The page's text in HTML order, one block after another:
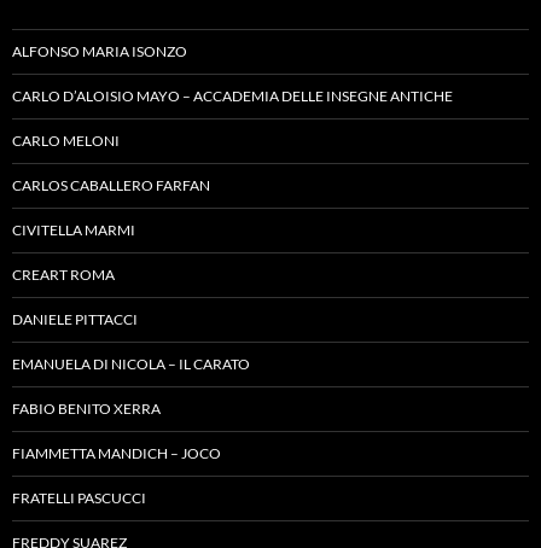
ALFONSO MARIA ISONZO
CARLO D’ALOISIO MAYO – ACCADEMIA DELLE INSEGNE ANTICHE
CARLO MELONI
CARLOS CABALLERO FARFAN
CIVITELLA MARMI
CREART ROMA
DANIELE PITTACCI
EMANUELA DI NICOLA – IL CARATO
FABIO BENITO XERRA
FIAMMETTA MANDICH – JOCO
FRATELLI PASCUCCI
FREDDY SUAREZ